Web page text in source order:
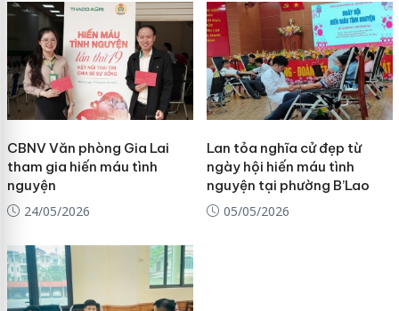
CBNV Văn phòng Gia Lai
tham gia hiến máu tình
nguyện
24/05/2026
Lan tỏa nghĩa cử đẹp từ
ngày hội hiến máu tình
nguyện tại phường B’Lao
05/05/2026